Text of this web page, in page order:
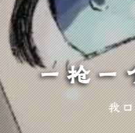
一枪一
我口袋只